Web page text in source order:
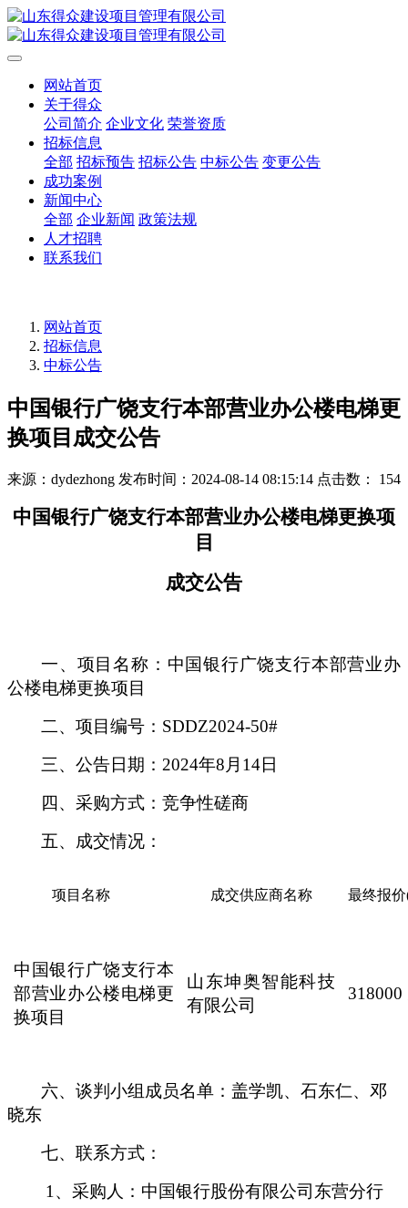
网站首页
关于得众
公司简介 企业文化 荣誉资质
招标信息
全部 招标预告 招标公告 中标公告 变更公告
成功案例
新闻中心
全部 企业新闻 政策法规
人才招聘
联系我们
网站首页
招标信息
中标公告
中国银行广饶支行本部营业办公楼电梯更
换项目成交公告
来源：dydezhong 发布时间：2024-08-14 08:15:14 点击数： 154
中国银行广饶支行本部营业办公楼电梯更换项
目
成交公告
一、项目名称：中国银行广饶支行本部营业办
公楼电梯更换项目
二、项目编号： SDDZ2024-50#
三、公告日期： 2024年8月14日
四、采购方式：竞争性磋商
五、成交情况：
项目名称 成交供应商名称 最终报价
中国银行广饶支行本
部营业办公楼电梯更
换项目
山东坤奥智能科技
有限公司
318000
六、谈判小组成员名单：盖学凯、石东仁、邓
晓东
七、联系方式：
1、采购人：中国银行股份有限公司东营分行